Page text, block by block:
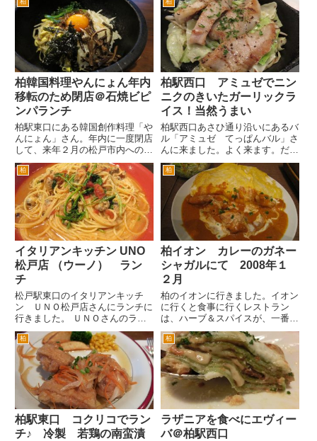
着屋さんや食べ物屋さんがよくで
きてます。 「SENSE」さん
は、アメリカ映画のなかの地方の
レストランのシーンにでてきそ...
は多いかもしれませんね。 と
ん...
柏韓国料理やんにょん年内
移転のため閉店＠石焼ビピ
ンパランチ
柏駅東口にある韓国創作料理「や
んにょん」さん。年内に一度閉店
して、来年２月の松戸市内への移
転を予定されています。 つま
り、柏のやんにょんさんで食べら
れるのは、あと少し。特にランチ
は、移転してしまうとなかなか行
くことができないかと思います。
...
柏駅西口 アミュゼでニン
ニクのきいたガーリックラ
イス！当然うまい
柏駅西口あさひ通り沿いにあるバ
ル「アミュゼ てっぱんバル」さ
んに来ました。よく来ます。だい
たい毎週きますかねえ。おいしい
んで気づいたら足が向かってま
す。まずは、ビールを。 サンマ
のカルパッチョ。サンマは、鮮度
がよくないと生ではおいしくいた
だ...
柏
イタリアンキッチン UNO
松戸店 （ウーノ） ラン
チ
松戸駅東口のイタリアンキッチ
ン ＵＮＯ松戸店さんにランチに
行きました。 ＵＮＯさんのラン
チは、ふつう？のパスタメニュー
がないのがちょっと残念。 ナ
ポリタンとかミートソースとか。
そんなのイタリアにないというな
らば、アマトリチャーナとかカル
ボ...
柏
柏イオン カレーのガネー
シャガルにて 2008年１
２月
柏のイオンに行きました。イオン
に行くと食事に行くレストラン
は、ハーブ＆スパイスが、一番行
きます。その次が、パステルでし
ょうか。とにかくそこばかり行っ
てるような気がします。 たまに
は違うお店に行こうかなとカレー
屋さんへ行きました。ガネーシャ
ガ...
柏
柏駅東口 コクリコでラン
チ♪ 冷製 若鶏の南蛮漬
柏
ラザニアを食べにエヴィー
バ＠柏駅西口